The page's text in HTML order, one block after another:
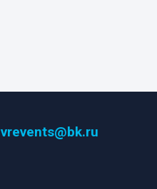
vrevents@bk.ru